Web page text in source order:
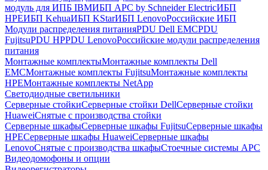
модуль для ИПБ IBMИБП APC by Schneider ElectricИБП
HPEИБП KehuaИБП KStarИБП LenovoРоссийские ИБП
Модули распределения питанияPDU Dell EMCPDU
FujitsuPDU HPPDU LenovoРоссийские модули распределения
питания
Монтажные комплектыМонтажные комплекты Dell
EMCМонтажные комплекты FujitsuМонтажные комплекты
HPEМонтажные комплекты NetApp
Светодиодные светильники
Серверные стойкиСерверные стойки DellСерверные стойки
HuaweiСнятые с производства стойки
Серверные шкафыСерверные шкафы FujitsuСерверные шкафы
HPEСерверные шкафы HuaweiСерверные шкафы
LenovoСнятые с производства шкафыСтоечные системы APC
Видеодомофоны и опции